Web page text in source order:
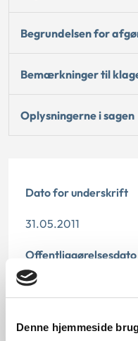
Denne hjemmeside
Begrundelsen for
Bemærkninger til
Oplysningerne i sagen
Dato for underskrift
31.05.2011
Offentliggørelsesdato
10.07.2013
da den ikke længere